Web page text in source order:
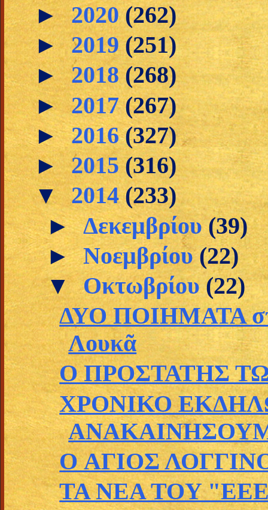
►2020(262)
►2019(251)
►2018(268)
►2017(267)
►2016(327)
►2015(316)
▼2014(233)
►Δεκεμβρίου(39)
►Νοεμβρίου(22)
▼Οκτωβρίου(22)
ΔΥΟ ΠΟΙΗΜΑΤΑ
Λουκᾶ
Ο ΠΡΟΣΤΑΤΗΣ
ΧΡΟΝΙΚΟ
O ΑΓΙΟΣ
TA NEA TOY